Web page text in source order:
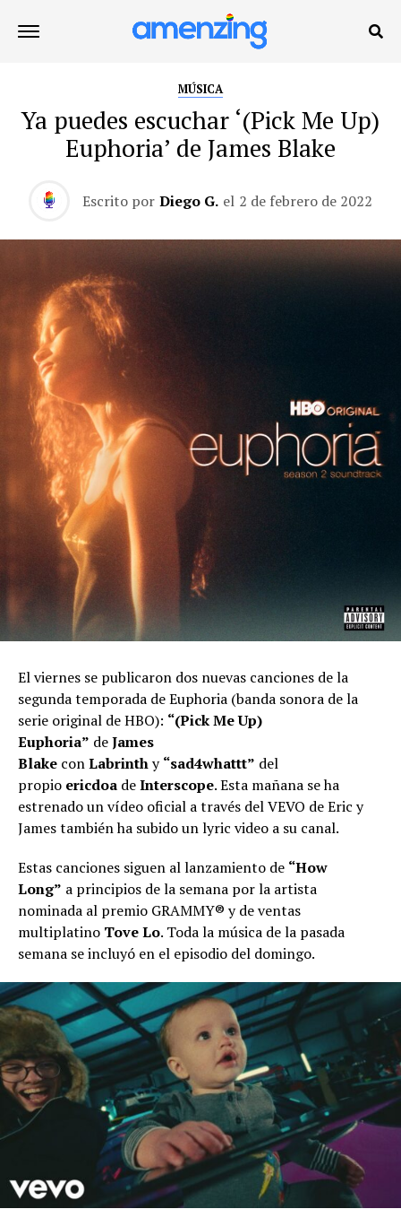
MÚSICA
Ya puedes escuchar ‘(Pick Me Up)
Euphoria’ de James Blake
Escrito por Diego G. el 2 de febrero de 2022
El viernes se publicaron dos nuevas canciones de la
segunda temporada de Euphoria (banda sonora de la
serie original de HBO): “(Pick Me Up)
Euphoria” deJames
Blake conLabrinthy“sad4whattt” del
propio ericdoa deInterscope. Esta mañana se ha
estrenado un vídeo oficial a través del VEVO de Eric y
James también ha subido un lyric video a su canal.
Estas canciones siguen al lanzamiento de “How
Long” a principios de la semana por la artista
nominada al premio GRAMMY® y de ventas
multiplatino Tove Lo. Toda la música de la pasada
semana se incluyó en el episodio del domingo.